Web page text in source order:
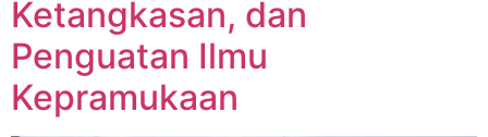
Ketangkasan, dan
Penguatan Ilmu
Kepramukaan